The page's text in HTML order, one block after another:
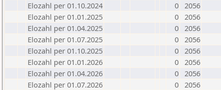
Elozahl per 01.10.2024
0 2056
Elozahl per 01.01.2025
0 2056
Elozahl per 01.04.2025
0 2056
Elozahl per 01.07.2025
0 2056
Elozahl per 01.10.2025
0 2056
Elozahl per 01.01.2026
0 2056
Elozahl per 01.04.2026
0 2056
Elozahl per 01.07.2026
0 2056